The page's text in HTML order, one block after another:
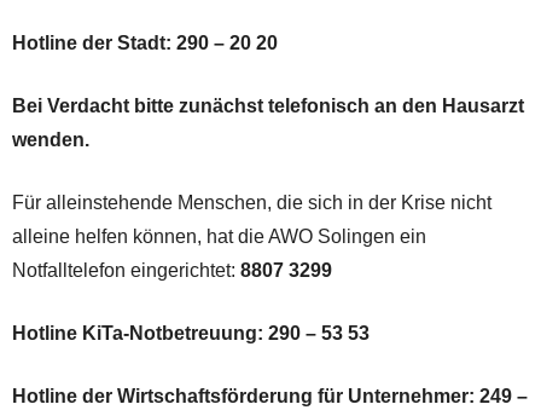
Hotline der Stadt: 290 – 20 20
Bei Verdacht bitte zunächst telefonisch an den Hausarzt
wenden.
Für alleinstehende Menschen, die sich in der Krise nicht
alleine helfen können, hat die AWO Solingen ein
Notfalltelefon eingerichtet: 8807 3299
Hotline KiTa-Notbetreuung: 290 – 53 53
Hotline der Wirtschaftsförderung für Unternehmer: 249 –